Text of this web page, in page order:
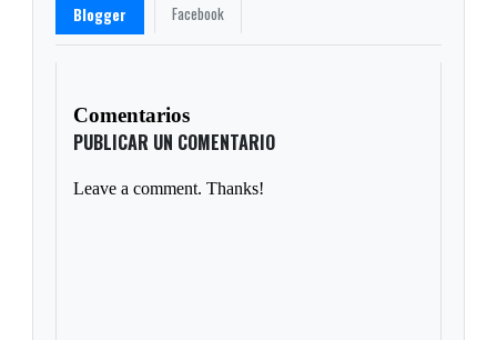
Blogger Facebook
Comentarios
PUBLICAR UN COMENTARIO
Leave a comment. Thanks!